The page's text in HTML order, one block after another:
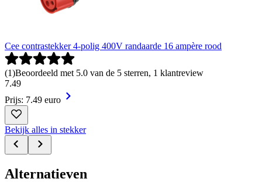
Cee contrastekker 4-polig 400V randaarde 16 ampère rood
(1)Beoordeeld met 5.0 van de 5 sterren, 1 klantreview
7.49
Prijs: 7.49 euro
Bekijk alles in stekker
Alternatieven